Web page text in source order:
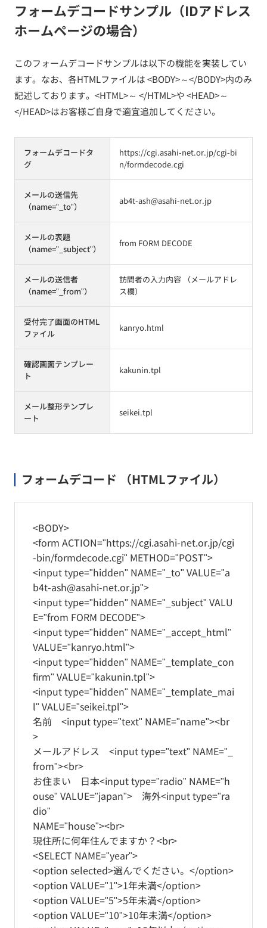
フォームデコードサンプル（IDアドレス
ホームページの場合）
このフォームデコードサンプルは以下の機能を実装してい
ます。なお、各HTMLファイルは <BODY>～</BODY>内のみ
記述しております。<HTML>～ </HTML>や <HEAD>～
</HEAD>はお客様ご自身で適宜追加してください。
フォームデコードタ
グ
https://cgi.asahi-net.or.jp/cgi-bi
n/formdecode.cgi
メールの送信先
（name="_to"）
ab4t-ash@asahi-net.or.jp
メールの表題
（name="_subject"）
from FORM DECODE
メールの送信者
（name="_from"）
訪問者の入力内容 （メールアドレ
ス欄）
受付完了画面のHTML
ファイル
kanryo.html
確認画面テンプレー
ト
kakunin.tpl
メール整形テンプレ
ート
seikei.tpl
フォームデコード （HTMLファイル）
<BODY>
<form ACTION="https://cgi.asahi-net.or.jp/cgi
-bin/formdecode.cgi" METHOD="POST">
<input type="hidden" NAME="_to" VALUE="a
b4t-ash@asahi-net.or.jp">
<input type="hidden" NAME="_subject" VALU
E="from FORM DECODE">
<input type="hidden" NAME="_accept_html"
VALUE="kanryo.html">
<input type="hidden" NAME="_template_con
firm" VALUE="kakunin.tpl">
<input type="hidden" NAME="_template_mai
l" VALUE="seikei.tpl">
名前 <input type="text" NAME="name"><br
>
メールアドレス <input type="text" NAME="_
from"><br>
お住まい 日本<input type="radio" NAME="h
ouse" VALUE="japan"> 海外<input type="ra
dio"
NAME="house"><br>
現住所に何年住んでますか？<br>
<SELECT NAME="year">
<option selected>選んでください。</option>
<option VALUE="1">1年未満</option>
<option VALUE="5">5年未満</option>
<option VALUE="10">10年未満</option>